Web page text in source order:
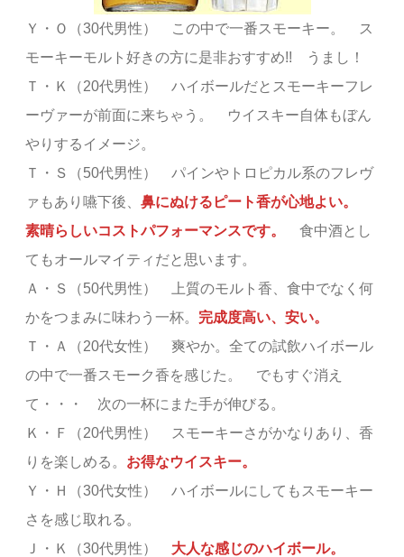
Ｙ・Ｏ（30代男性） この中で一番スモーキー。 ス
モーキーモルト好きの方に是非おすすめ!! うまし！
Ｔ・Ｋ（20代男性） ハイボールだとスモーキーフレ
ーヴァーが前面に来ちゃう。 ウイスキー自体もぼん
やりするイメージ。
Ｔ・Ｓ（50代男性） パインやトロピカル系のフレヴ
ァもあり嚥下後、 鼻にぬけるピート香が心地よい。
素晴らしいコストパフォーマンスです。
食中酒とし
てもオールマイティだと思います。
Ａ・Ｓ（50代男性） 上質のモルト香、食中でなく何
かをつまみに味わう一杯。 完成度高い、安い。
Ｔ・Ａ（20代女性） 爽やか。全ての試飲ハイボール
の中で一番スモーク香を感じた。 でもすぐ消え
て・・・ 次の一杯にまた手が伸びる。
Ｋ・Ｆ（20代男性） スモーキーさがかなりあり、香
りを楽しめる。 お得なウイスキー。
Ｙ・Ｈ（30代女性） ハイボールにしてもスモーキー
さを感じ取れる。
Ｊ・Ｋ（30代男性） 大人な感じのハイボール。